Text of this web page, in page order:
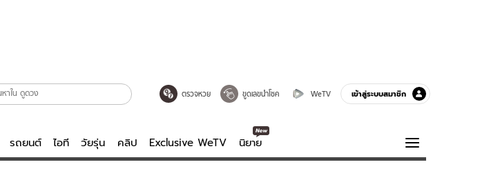
ตรวจหวย ขูดเลขนำโชค WeTV เข้าสู่ระบบสมาชิก
รถยนต์ ไอที วัยรุ่น คลิป Exclusive WeTV นิยาย